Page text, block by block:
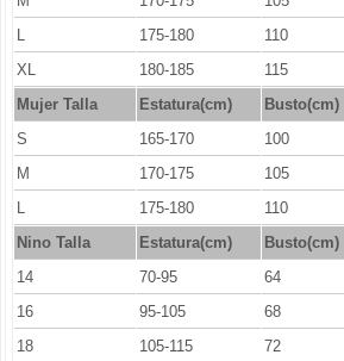
L
175-180 110
XL
180-185 115
Mujer Talla
Estatura(cm) Busto(cm)
S
165-170 100
M
170-175 105
L
175-180 110
Nino Talla
Estatura(cm) Busto(cm)
14
70-95 64
16
95-105 68
18
105-115 72